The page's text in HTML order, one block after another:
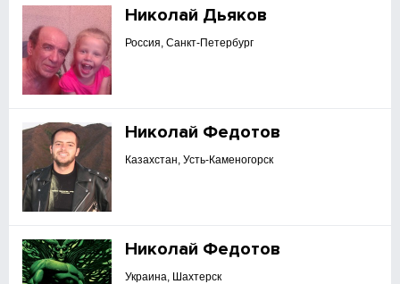
Николай Дьяков
Россия, Санкт-Петербург
Николай Федотов
Казахстан, Усть-Каменогорск
Николай Федотов
Украина, Шахтерск